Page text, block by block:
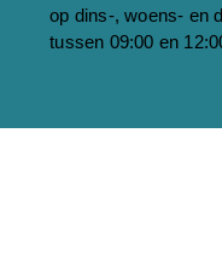
op dins-, woens- en
tussen 09:00 en